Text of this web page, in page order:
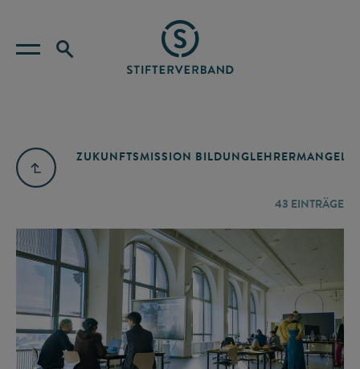
ZUKUNFTSMISSION BILDUNGLEHRERMANGEL
43 EINTRÄGE